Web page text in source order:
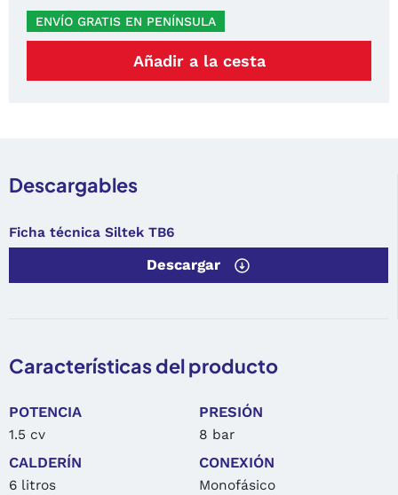
ENVÍO GRATIS EN PENÍNSULA
Añadir a la cesta
Descargables
Ficha técnica Siltek TB6
Descargar
Características del producto
POTENCIA
1.5 cv
PRESIÓN
8 bar
CALDERÍN
6 litros
CONEXIÓN
Monofásico